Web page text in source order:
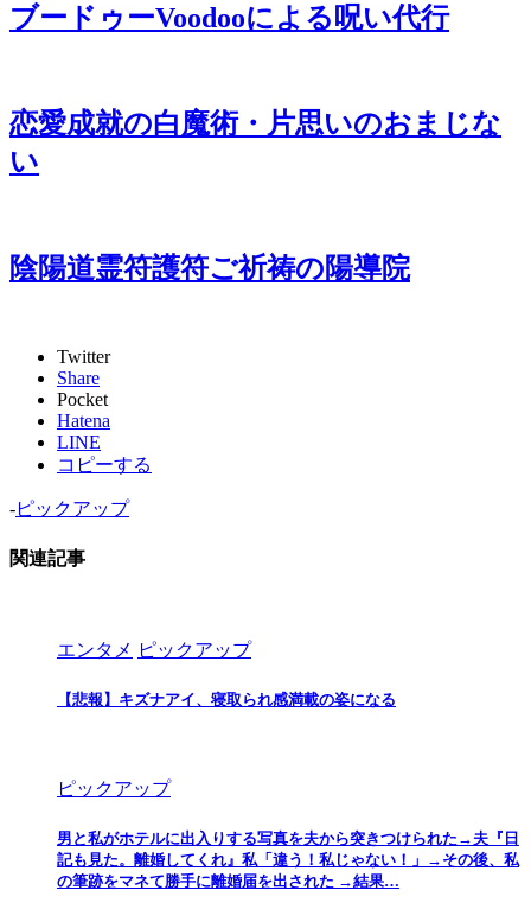
ブードゥーVoodooによる呪い代行
恋愛成就の白魔術・片思いのおまじな
い
陰陽道霊符護符ご祈祷の陽導院
Twitter
Share
Pocket
Hatena
LINE
コピーする
-ピックアップ
関連記事
エンタメ ピックアップ
【悲報】キズナアイ、寝取られ感満載の姿になる
ピックアップ
男と私がホテルに出入りする写真を夫から突きつけられた→夫『日
記も見た。離婚してくれ』私「違う！私じゃない！」→その後、私
の筆跡をマネて勝手に離婚届を出された →結果…